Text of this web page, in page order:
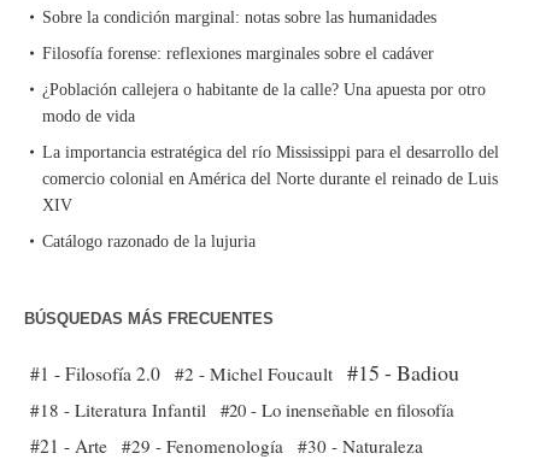
Sobre la condición marginal: notas sobre las humanidades
Filosofía forense: reflexiones marginales sobre el cadáver
¿Población callejera o habitante de la calle? Una apuesta por otro
modo de vida
La importancia estratégica del río Mississippi para el desarrollo del
comercio colonial en América del Norte durante el reinado de Luis
XIV
Catálogo razonado de la lujuria
BÚSQUEDAS MÁS FRECUENTES
#1 - Filosofía 2.0 #2 - Michel Foucault #15 - Badiou
#18 - Literatura Infantil #20 - Lo inenseñable en filosofía
#21 - Arte #29 - Fenomenología
#30 - Naturaleza